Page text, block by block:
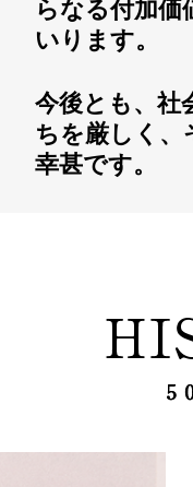
らなる付加価
いります。
今後とも、社
ちを厳しく
幸甚です。